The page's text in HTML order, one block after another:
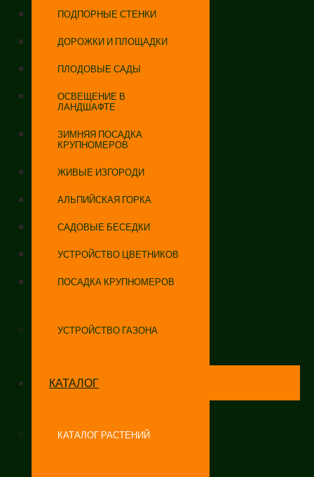
ПОДПОРНЫЕ СТЕНКИ
ДОРОЖКИ И ПЛОЩАДКИ
ПЛОДОВЫЕ САДЫ
ОСВЕЩЕНИЕ В
ЛАНДШАФТЕ
ЗИМНЯЯ ПОСАДКА
КРУПНОМЕРОВ
ЖИВЫЕ ИЗГОРОДИ
АЛЬПИЙСКАЯ ГОРКА
САДОВЫЕ БЕСЕДКИ
УСТРОЙСТВО ЦВЕТНИКОВ
ПОСАДКА КРУПНОМЕРОВ
УСТРОЙСТВО ГАЗОНА
КАТАЛОГ
КАТАЛОГ РАСТЕНИЙ